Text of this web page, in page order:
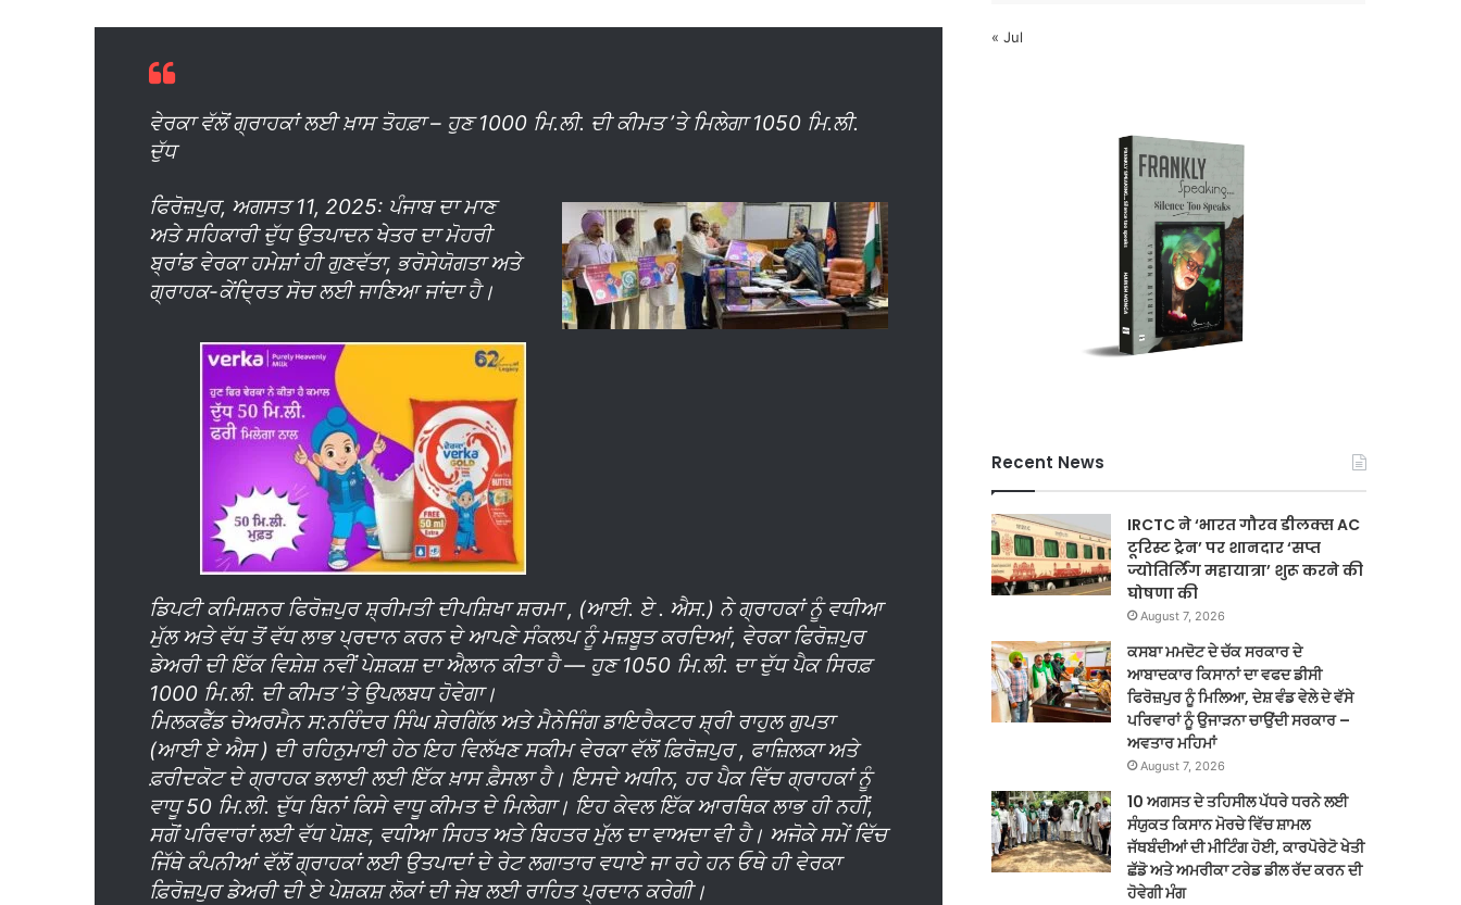
ਵੇਰਕਾ ਵੱਲੋਂ ਗ੍ਰਾਹਕਾਂ ਲਈ ਖ਼ਾਸ ਤੋਹਫ਼ਾ – ਹੁਣ 1000 ਮਿ.ਲੀ. ਦੀ ਕੀਮਤ ’ਤੇ ਮਿਲੇਗਾ 1050 ਮਿ.ਲੀ.
ਦੁੱਧ
ਫਿਰੋਜ਼ਪੁਰ, ਅਗਸਤ 11, 2025: ਪੰਜਾਬ ਦਾ ਮਾਣ
ਅਤੇ ਸਹਿਕਾਰੀ ਦੁੱਧ ਉਤਪਾਦਨ ਖੇਤਰ ਦਾ ਮੋਹਰੀ
ਬ੍ਰਾਂਡ ਵੇਰਕਾ ਹਮੇਸ਼ਾਂ ਹੀ ਗੁਣਵੱਤਾ, ਭਰੋਸੇਯੋਗਤਾ ਅਤੇ
ਗ੍ਰਾਹਕ-ਕੇਂਦ੍ਰਿਤ ਸੋਚ ਲਈ ਜਾਣਿਆ ਜਾਂਦਾ ਹੈ।
ਡਿਪਟੀ ਕਮਿਸ਼ਨਰ ਫਿਰੋਜ਼ਪੁਰ ਸ਼੍ਰੀਮਤੀ ਦੀਪਸ਼ਿਖਾ ਸ਼ਰਮਾ , (ਆਈ. ਏ . ਐਸ.) ਨੇ ਗ੍ਰਾਹਕਾਂ ਨੂੰ ਵਧੀਆ
ਮੁੱਲ ਅਤੇ ਵੱਧ ਤੋਂ ਵੱਧ ਲਾਭ ਪ੍ਰਦਾਨ ਕਰਨ ਦੇ ਆਪਣੇ ਸੰਕਲਪ ਨੂੰ ਮਜ਼ਬੂਤ ਕਰਦਿਆਂ, ਵੇਰਕਾ ਫਿਰੋਜ਼ਪੁਰ
ਡੇਅਰੀ ਦੀ ਇੱਕ ਵਿਸ਼ੇਸ਼ ਨਵੀਂ ਪੇਸ਼ਕਸ਼ ਦਾ ਐਲਾਨ ਕੀਤਾ ਹੈ — ਹੁਣ 1050 ਮਿ.ਲੀ. ਦਾ ਦੁੱਧ ਪੈਕ ਸਿਰਫ਼
1000 ਮਿ.ਲੀ. ਦੀ ਕੀਮਤ ’ਤੇ ਉਪਲਬਧ ਹੋਵੇਗਾ।
ਮਿਲਕਫੈੱਡ ਚੇਅਰਮੈਨ ਸ:ਨਰਿੰਦਰ ਸਿੰਘ ਸ਼ੇਰਗਿੱਲ ਅਤੇ ਮੈਨੇਜਿੰਗ ਡਾਇਰੈਕਟਰ ਸ਼੍ਰੀ ਰਾਹੁਲ ਗੁਪਤਾ
(ਆਈ ਏ ਐਸ ) ਦੀ ਰਹਿਨੁਮਾਈ ਹੇਠ ਇਹ ਵਿਲੱਖਣ ਸਕੀਮ ਵੇਰਕਾ ਵੱਲੋਂ ਫ਼ਿਰੋਜ਼ਪੁਰ , ਫਾਜ਼ਿਲਕਾ ਅਤੇ
ਫ਼ਰੀਦਕੋਟ ਦੇ ਗ੍ਰਾਹਕ ਭਲਾਈ ਲਈ ਇੱਕ ਖ਼ਾਸ ਫ਼ੈਸਲਾ ਹੈ। ਇਸਦੇ ਅਧੀਨ, ਹਰ ਪੈਕ ਵਿੱਚ ਗ੍ਰਾਹਕਾਂ ਨੂੰ
ਵਾਧੂ 50 ਮਿ.ਲੀ. ਦੁੱਧ ਬਿਨਾਂ ਕਿਸੇ ਵਾਧੂ ਕੀਮਤ ਦੇ ਮਿਲੇਗਾ। ਇਹ ਕੇਵਲ ਇੱਕ ਆਰਥਿਕ ਲਾਭ ਹੀ ਨਹੀਂ,
ਸਗੋਂ ਪਰਿਵਾਰਾਂ ਲਈ ਵੱਧ ਪੋਸ਼ਣ, ਵਧੀਆ ਸਿਹਤ ਅਤੇ ਬਿਹਤਰ ਮੁੱਲ ਦਾ ਵਾਅਦਾ ਵੀ ਹੈ। ਅਜੋਕੇ ਸਮੇਂ ਵਿੱਚ
ਜਿੱਥੇ ਕੰਪਨੀਆਂ ਵੱਲੋਂ ਗ੍ਰਾਹਕਾਂ ਲਈ ਉਤਪਾਦਾਂ ਦੇ ਰੇਟ ਲਗਾਤਾਰ ਵਧਾਏ ਜਾ ਰਹੇ ਹਨ ਓਥੇ ਹੀ ਵੇਰਕਾ
ਫ਼ਿਰੋਜ਼ਪੁਰ ਡੇਅਰੀ ਦੀ ਏ ਪੇਸ਼ਕਸ਼ ਲੋਕਾਂ ਦੀ ਜੇਬ ਲਈ ਰਾਹਿਤ ਪ੍ਰਦਾਨ ਕਰੇਗੀ।
« Jul
Recent News
IRCTC ने ‘भारत गौरव डीलक्स AC
टूरिस्ट ट्रेन’ पर शानदार ‘सप्त
ज्योतिर्लिंग महायात्रा’ शुरू करने की
घोषणा की
August 7, 2026
ਕਸਬਾ ਮਮਦੋਟ ਦੇ ਚੱਕ ਸਰਕਾਰ ਦੇ
ਆਬਾਦਕਾਰ ਕਿਸਾਨਾਂ ਦਾ ਵਫਦ ਡੀਸੀ
ਫਿਰੋਜ਼ਪੁਰ ਨੂੰ ਮਿਲਿਆ, ਦੇਸ਼ ਵੰਡ ਵੇਲੇ ਦੇ ਵੱਸੇ
ਪਰਿਵਾਰਾਂ ਨੂੰ ਉਜਾੜਨਾ ਚਾਉਂਦੀ ਸਰਕਾਰ –
ਅਵਤਾਰ ਮਹਿਮਾਂ
August 7, 2026
10 ਅਗਸਤ ਦੇ ਤਹਿਸੀਲ ਪੱਧਰੇ ਧਰਨੇ ਲਈ
ਸੰਯੁਕਤ ਕਿਸਾਨ ਮੋਰਚੇ ਵਿੱਚ ਸ਼ਾਮਲ
ਜੱਥਬੰਦੀਆਂ ਦੀ ਮੀਟਿੰਗ ਹੋਈ, ਕਾਰਪੋਰੇਟੋ ਖੇਤੀ
ਛੱਡੋ ਅਤੇ ਅਮਰੀਕਾ ਟਰੇਡ ਡੀਲ ਰੱਦ ਕਰਨ ਦੀ
ਹੋਵੇਗੀ ਮੰਗ